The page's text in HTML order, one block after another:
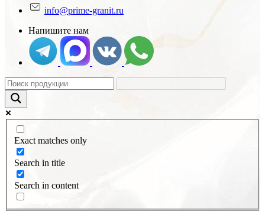
info@prime-granit.ru
Напишите нам
Exact matches only
Search in title
Search in content